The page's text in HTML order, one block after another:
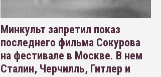
Минкульт запретил показ
последнего фильма Сокурова
на фестивале в Москве. В нем
Сталин, Черчилль, Гитлер и